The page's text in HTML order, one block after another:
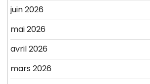
juin 2026
mai 2026
avril 2026
mars 2026